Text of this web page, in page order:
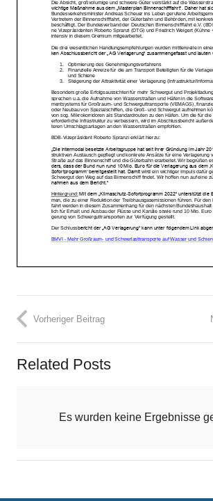
Vorheriger Beitrag
Related Posts
Es wurden keine Ergebnisse